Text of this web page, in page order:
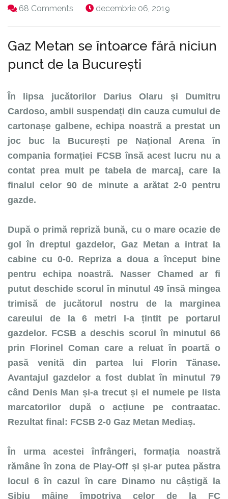
68 Comments decembrie 06, 2019
Gaz Metan se întoarce fără niciun
punct de la București
În lipsa jucătorilor Darius Olaru și Dumitru
Cardoso, ambii suspendați din cauza cumului de
cartonașe galbene, echipa noastră a prestat un
joc buc la București pe Național Arena în
compania formației FCSB însă acest lucru nu a
contat prea mult pe tabela de marcaj, care la
finalul celor 90 de minute a arătat 2-0 pentru
gazde.
După o primă repriză bună, cu o mare ocazie de
gol în dreptul gazdelor, Gaz Metan a intrat la
cabine cu 0-0. Repriza a doua a început bine
pentru echipa noastră. Nasser Chamed ar fi
putut deschide scorul în minutul 49 însă mingea
trimisă de jucătorul nostru de la marginea
careului de la 6 metri l-a țintit pe portarul
gazdelor. FCSB a deschis scorul în minutul 66
prin Florinel Coman care a reluat în poartă o
pasă venită din partea lui Florin Tănase.
Avantajul gazdelor a fost dublat în minutul 79
când Denis Man și-a trecut și el numele pe lista
marcatorilor după o acțiune pe contraatac.
Rezultat final: FCSB 2-0 Gaz Metan Mediaș.
În urma acestei înfrângeri, formația noastră
rămâne în zona de Play-Off și și-ar putea păstra
locul 6 în cazul în care Dinamo nu câștigă la
Sibiu mâine împotriva celor de la FC